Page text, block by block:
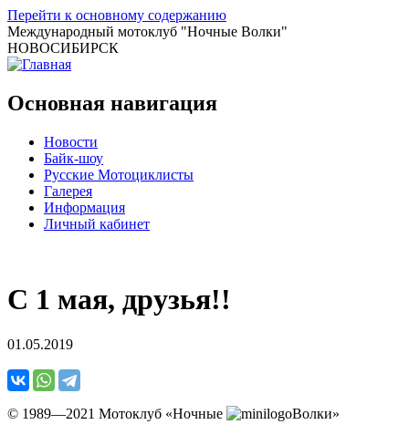
Перейти к основному содержанию
Международный мотоклуб "Ночные Волки"
НОВОСИБИРСК
Основная навигация
Новости
Байк-шоу
Русские Мотоциклисты
Галерея
Информация
Личный кабинет
С 1 мая, друзья!!
01.05.2019
© 1989—2021 Мотоклуб «Ночные
Волки»